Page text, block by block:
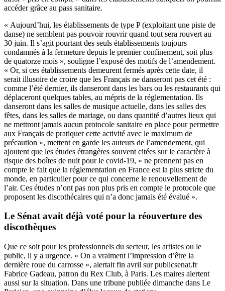
accéder grâce au pass sanitaire.
« Aujourd’hui, les établissements de type P (exploitant une piste de
danse) ne semblent pas pouvoir rouvrir quand tout sera rouvert au
30 juin. Il s’agit pourtant des seuls établissements toujours
condamnés à la fermeture depuis le premier confinement, soit plus
de quatorze mois », souligne l’exposé des motifs de l’amendement.
« Or, si ces établissements demeurent fermés après cette date, il
serait illusoire de croire que les Français ne danseront pas cet été :
comme l’été dernier, ils danseront dans les bars ou les restaurants qui
déplaceront quelques tables, au mépris de la réglementation. Ils
danseront dans les salles de musique actuelle, dans les salles des
fêtes, dans les salles de mariage, ou dans quantité d’autres lieux qui
ne mettront jamais aucun protocole sanitaire en place pour permettre
aux Français de pratiquer cette activité avec le maximum de
précaution », mettent en garde les auteurs de l’amendement, qui
ajoutent que les études étrangères souvent citées sur le caractère à
risque des boîtes de nuit pour le covid-19, « ne prennent pas en
compte le fait que la réglementation en France est la plus stricte du
monde, en particulier pour ce qui concerne le renouvellement de
l’air. Ces études n’ont pas non plus pris en compte le protocole que
proposent les discothécaires qui n’a donc jamais été évalué ».
Le Sénat avait déjà voté pour la réouverture des
discothèques
Que ce soit pour les professionnels du secteur, les artistes ou le
public, il y a urgence. « On a vraiment l’impression d’être la
dernière roue du carrosse », alertait fin avril sur publicsenat.fr
Fabrice Gadeau, patron du Rex Club, à Paris. Les maires alertent
aussi sur la situation. Dans une tribune publiée dimanche dans Le